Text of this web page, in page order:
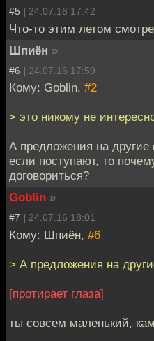
#5 | 24.07.16 17:42
Что-то этим летом
Шпиён »
#6 | 24.07.16 17:59
Кому: Goblin, #2
> это никому не
А предложения на
если поступают, то
договориться?
Goblin »
#7 | 24.07.16 18:01
Кому: Шпиён, #6
> А предложения на
[протирает глаза]
ты совсем маленький,